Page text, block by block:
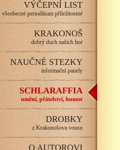
VÝČEPNÍ LIST
všeobecné periodikum příležitostné
KRAKONOŠ
dobrý duch našich hor
NAUČNÉ STEZKY
informační panely
SCHLARAFFIA
umění, přátelství, humor
DROBKY
z Krakonošova vousu
O AUTOROVI